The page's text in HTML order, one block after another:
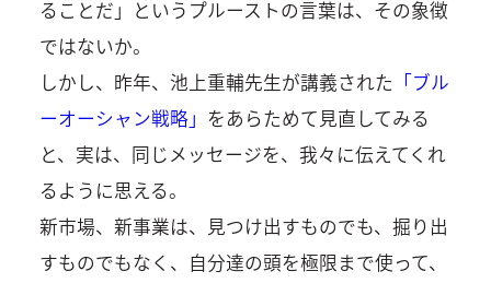
ることだ」というプルーストの言葉は、その象徴
ではないか。
しかし、昨年、池上重輔先生が講義された 「ブル
ーオーシャン戦略」 をあらためて見直してみる
と、実は、同じメッセージを、我々に伝えてくれ
るように思える。
新市場、新事業は、見つけ出すものでも、掘り出
すものでもなく、自分達の頭を極限まで使って、